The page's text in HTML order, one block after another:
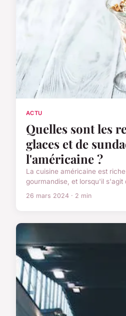
ACTU
Quelles sont les
glaces et de
l'américaine ?
La cuisine américaine est
gourmandise, et lorsqu'il s'agit
26 mars 2024 · 2 min